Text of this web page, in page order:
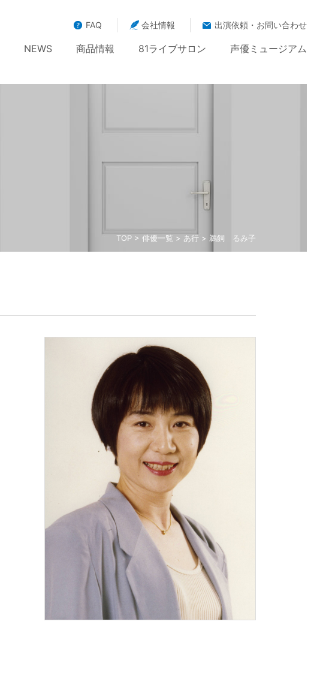
FAQ 会社情報 出演依頼・お問い合わせ
NEWS 商品情報 81ライブサロン 声優ミュージアム
TOP> 俳優一覧 > あ行> 鵜飼 るみ子